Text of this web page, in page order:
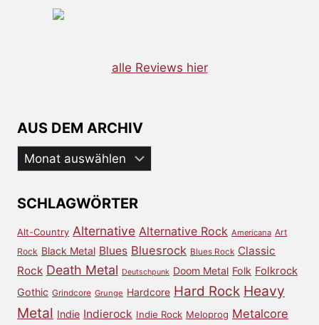
alle Reviews hier
AUS DEM ARCHIV
Aus
dem
SCHLAGWÖRTER
Alt-Country Alternative Alternative Rock Americana Art
Rock Black Metal Blues Bluesrock Blues Rock Classic
Rock Death Metal Deutschpunk Doom Metal Folk Folkrock
Gothic Grindcore Grunge Hardcore Hard Rock Heavy
Metal Indie Indierock Indie Rock Meloprog Metalcore